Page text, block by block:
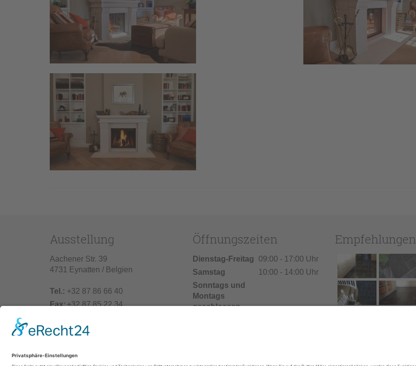
Ausstellung
Aachener Str. 39
4731 Eynatten / Belgien
Tel.: +32 87 86 66 40
Fax:+32 87 85 22 34
Öffnungszeiten
Dienstag-Freitag
09:00 - 17:00 Uhr
Samstag
10:00 - 14:00 Uhr
Sonntags und
Montags
geschlossen
unser Geschäft
Empfehlungen